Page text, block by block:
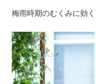
梅雨時期のむくみに効